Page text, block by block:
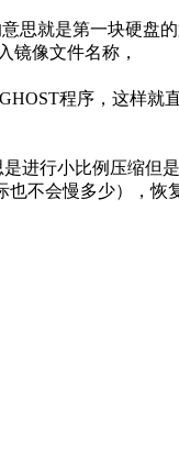
思就是第一块硬盘
镜像文件名称，
程序，这样就
进行小比例压缩但
不会慢多少），恢